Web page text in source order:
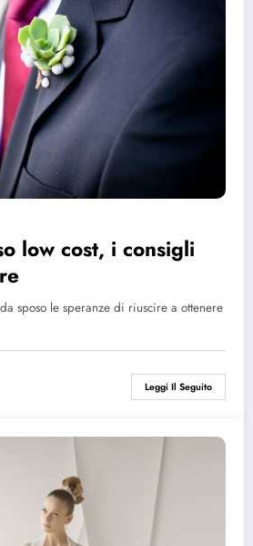
low cost, i consigli
sposo le speranze di riuscire a ottenere
Leggi Il Seguito